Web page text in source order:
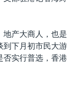
地产大商人，也是
到下月初市民大游
否实行普选，香港